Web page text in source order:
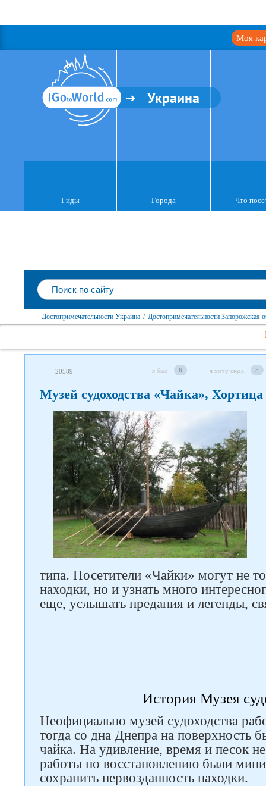
Моя
Украина
Гиды Города Что
Достопримечательности Украина / Достопримечательности Запорожская
20589 я был 6 я хочу сюда 5
Музей судоходства «Чайка», Хортица
типа. Посетители «Чайки» могут не
находки, но и узнать много
еще, услышать предания и легенды,
История Музея
Неофициально музей судоходства
тогда со дна Днепра на поверхность
чайка. На удивление, время и песок
работы по восстановлению были
сохранить первозданность находки.